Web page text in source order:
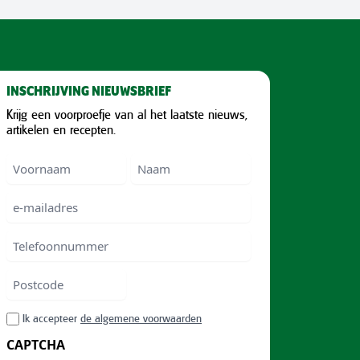
INSCHRIJVING NIEUWSBRIEF
Krijg een voorproefje van al het laatste nieuws,
artikelen en recepten.
Voornaam
Telefoonnummer
Postcode
ZIP
/
Postal
RGPDIk accepteer de algemene voorwaarden
CAPTCHA